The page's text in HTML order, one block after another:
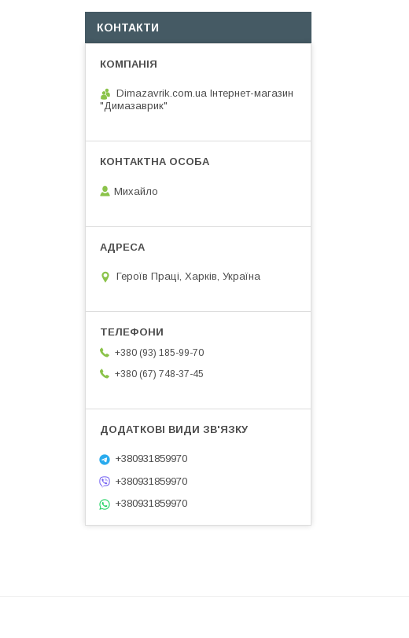
КОНТАКТИ
Dimazavrik.com.ua Інтернет-магазин
"Димазаврик"
Михайло
Героїв Праці, Харків, Україна
+380 (93) 185-99-70
+380 (67) 748-37-45
+380931859970
+380931859970
+380931859970